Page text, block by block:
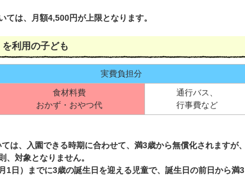
は、月額4,500円が上限となります。
利用の子ども
実費負担分
食材料費
おかず・おやつ代
通行バス、
行事費など
は、入園できる時期に合わせて、満3歳から無償化されますが、
、対象となりません。
1日）までに3歳の誕生日を迎える児童で、誕生日の前日から満3